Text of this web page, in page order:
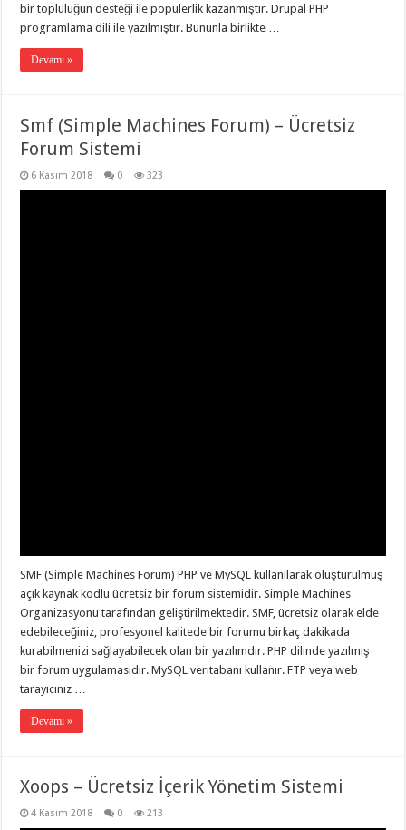
bir topluluğun desteği ile popülerlik kazanmıştır. Drupal PHP
programlama dili ile yazılmıştır. Bununla birlikte …
Devamı »
Smf (Simple Machines Forum) – Ücretsiz
Forum Sistemi
6 Kasım 2018 0 323
SMF (Simple Machines Forum) PHP ve MySQL kullanılarak oluşturulmuş
açık kaynak kodlu ücretsiz bir forum sistemidir. Simple Machines
Organizasyonu tarafından geliştirilmektedir. SMF, ücretsiz olarak elde
edebileceğiniz, profesyonel kalitede bir forumu birkaç dakikada
kurabilmenizi sağlayabilecek olan bir yazılımdır. PHP dilinde yazılmış
bir forum uygulamasıdır. MySQL veritabanı kullanır. FTP veya web
tarayıcınız …
Devamı »
Xoops – Ücretsiz İçerik Yönetim Sistemi
4 Kasım 2018 0 213